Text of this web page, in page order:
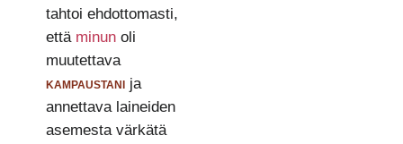
tahtoi ehdottomasti,
että minunoli
muutettava
kampaustanija
annettava laineiden
asemesta värkätä